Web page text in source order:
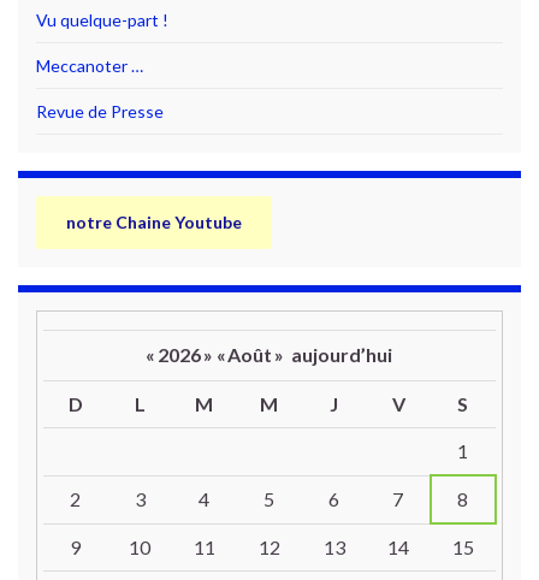
Vu quelque-part !
Meccanoter …
Revue de Presse
notre Chaine Youtube
« 2026» «Août » aujourd’hui
D L M M J V S
1
2 3 4 5 6 7 8
9 10 11 12 13 14 15